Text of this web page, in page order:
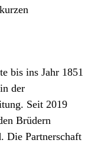
bis ins Jahr 1851
der
Seit 2019
Brüdern
Die Partnerschaft